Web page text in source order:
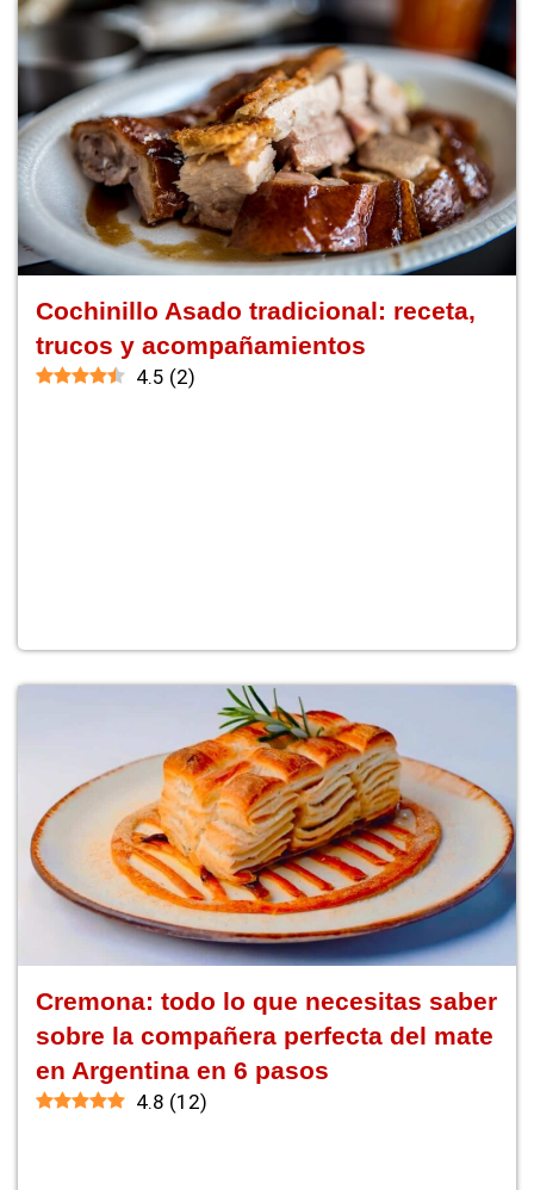
Cochinillo Asado tradicional: receta,
trucos y acompañamientos
4.5 (2)
Cremona: todo lo que necesitas saber
sobre la compañera perfecta del mate
en Argentina en 6 pasos
4.8 (12)